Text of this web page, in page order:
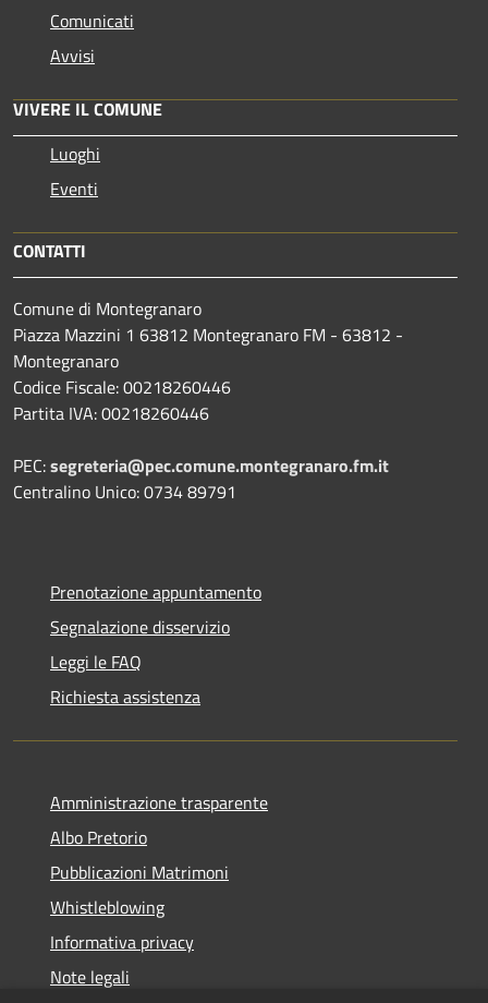
Comunicati
Avvisi
VIVERE IL COMUNE
Luoghi
Eventi
CONTATTI
Comune di Montegranaro
Piazza Mazzini 1 63812 Montegranaro FM - 63812 -
Montegranaro
Codice Fiscale: 00218260446
Partita IVA: 00218260446
PEC:segreteria@pec.comune.montegranaro.fm.it
Centralino Unico: 0734 89791
Prenotazione appuntamento
Segnalazione disservizio
Leggi le FAQ
Richiesta assistenza
Amministrazione trasparente
Albo Pretorio
Pubblicazioni Matrimoni
Whistleblowing
Informativa privacy
Note legali